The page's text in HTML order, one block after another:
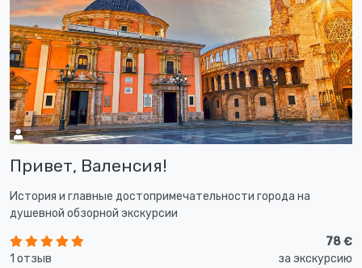
Привет, Валенсия!
История и главные достопримечательности города на
душевной обзорной экскурсии
1 отзыв
78 €
за экскурсию